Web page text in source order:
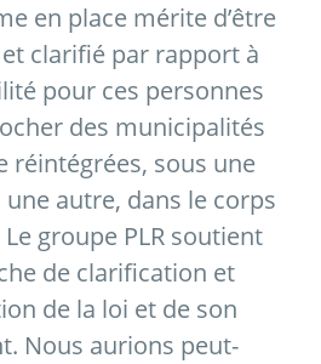
en place mérite d’être
clarifié par rapport à
pour ces personnes
des municipalités
réintégrées, sous une
autre, dans le corps
groupe PLR soutient
de clarification et
de la loi et de son
Nous aurions peut-